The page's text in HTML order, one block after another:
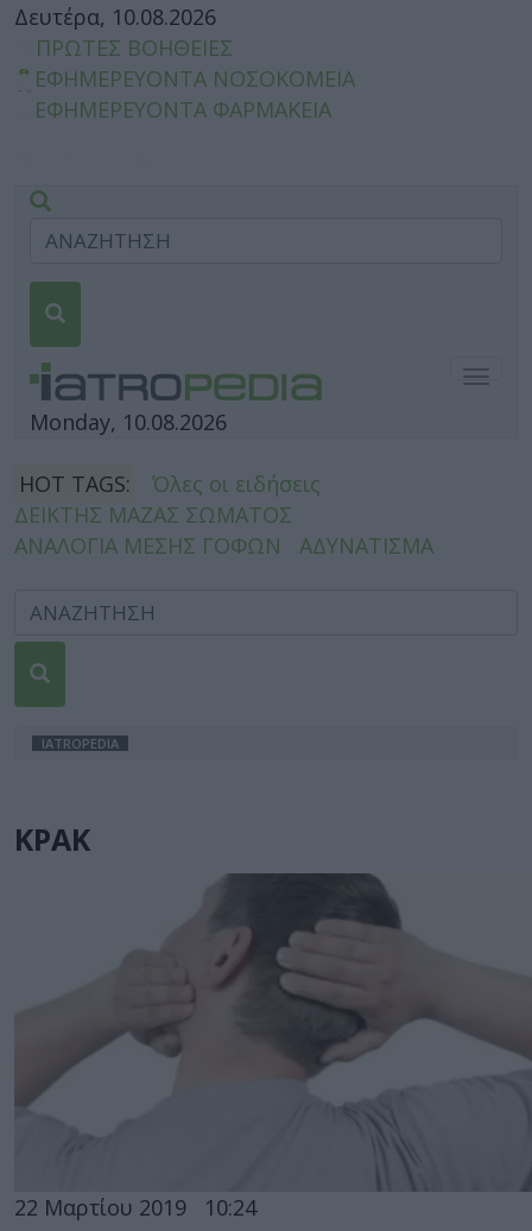
Δευτέρα, 10.08.2026
ΠΡΩΤΕΣ ΒΟΗΘΕΙΕΣ
ΕΦΗΜΕΡΕΥΟΝΤΑ ΝΟΣΟΚΟΜΕΙΑ
ΕΦΗΜΕΡΕΥΟΝΤΑ ΦΑΡΜΑΚΕΙΑ
Monday, 10.08.2026
HOT TAGS:
Όλες οι ειδήσεις
ΔΕΙΚΤΗΣ ΜΑΖΑΣ ΣΩΜΑΤΟΣ
ΑΝΑΛΟΓΙΑ ΜΕΣΗΣ ΓΟΦΩΝ
ΑΔΥΝΑΤΙΣΜΑ
IATROPEDIA
ΚΡΑΚ
22 Μαρτίου 2019 10:24